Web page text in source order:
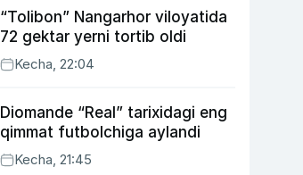
“Tolibon” Nangarhor viloyatida
72 gektar yerni tortib oldi
Kecha, 22:04
Diomande “Real” tarixidagi eng
qimmat futbolchiga aylandi
Kecha, 21:45